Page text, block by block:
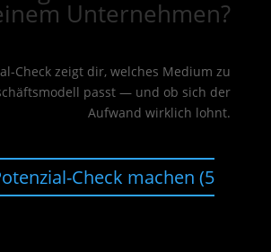
Unternehmen?
Check zeigt dir, welches Medium zu
passt — und ob sich der
Aufwand wirklich lohnt.
Check machen (5